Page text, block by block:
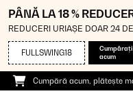
PÂNĂ LA 18 %
REDUCERI URIAȘE DOAR 24
FULLSWING18
Cumpărați
acum
Cumpără acum, plătește